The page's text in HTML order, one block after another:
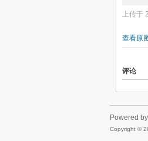
上传于
查看原
评论
Powered by
Copyright ©